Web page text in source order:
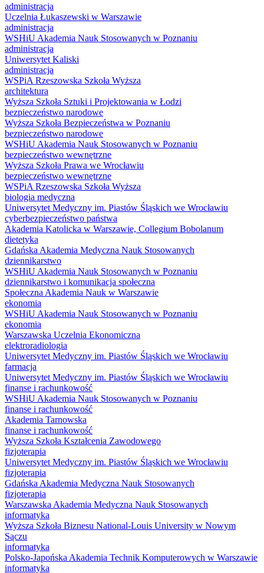
administracja
Uczelnia Łukaszewski w Warszawie
administracja
WSHiU Akademia Nauk Stosowanych w Poznaniu
administracja
Uniwersytet Kaliski
administracja
WSPiA Rzeszowska Szkoła Wyższa
architektura
Wyższa Szkoła Sztuki i Projektowania w Łodzi
bezpieczeństwo narodowe
Wyższa Szkoła Bezpieczeństwa w Poznaniu
bezpieczeństwo narodowe
WSHiU Akademia Nauk Stosowanych w Poznaniu
bezpieczeństwo wewnętrzne
Wyższa Szkoła Prawa we Wrocławiu
bezpieczeństwo wewnętrzne
WSPiA Rzeszowska Szkoła Wyższa
biologia medyczna
Uniwersytet Medyczny im. Piastów Śląskich we Wrocławiu
cyberbezpieczeństwo państwa
Akademia Katolicka w Warszawie, Collegium Bobolanum
dietetyka
Gdańska Akademia Medyczna Nauk Stosowanych
dziennikarstwo
WSHiU Akademia Nauk Stosowanych w Poznaniu
dziennikarstwo i komunikacja społeczna
Społeczna Akademia Nauk w Warszawie
ekonomia
WSHiU Akademia Nauk Stosowanych w Poznaniu
ekonomia
Warszawska Uczelnia Ekonomiczna
elektroradiologia
Uniwersytet Medyczny im. Piastów Śląskich we Wrocławiu
farmacja
Uniwersytet Medyczny im. Piastów Śląskich we Wrocławiu
finanse i rachunkowość
WSHiU Akademia Nauk Stosowanych w Poznaniu
finanse i rachunkowość
Akademia Tarnowska
finanse i rachunkowość
Wyższa Szkoła Kształcenia Zawodowego
fizjoterapia
Uniwersytet Medyczny im. Piastów Śląskich we Wrocławiu
fizjoterapia
Gdańska Akademia Medyczna Nauk Stosowanych
fizjoterapia
Warszawska Akademia Medyczna Nauk Stosowanych
informatyka
Wyższa Szkoła Biznesu National-Louis University w Nowym
Sączu
informatyka
Polsko-Japońska Akademia Technik Komputerowych w Warszawie
informatyka